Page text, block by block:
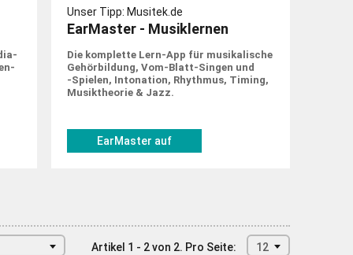
Unser Tipp: Musitek.de
EarMaster - Musiklernen
Die komplette Lern-App für musi­ka­lische
Gehör­bildung, Vom-Blatt-Singen und
‑Spielen, Into­nation, Rhythmus, Timing,
Musik­theorie & Jazz.
EarMaster auf
Artikel 1 - 2 von 2. Pro Seite: 12